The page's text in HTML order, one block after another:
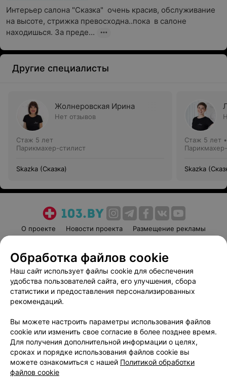
Интерьер салона "Сказка"  очень красив, обслуживание
на высоте, стрижка превосходна..пока  в салоне
находишься. За преде...
Другие специалисты
Жолнеровская Ирина
Нет отзывов
Стаж 5 лет
Парикмахер-стилист
Skazka (Сказка)
Стаж 5 лет
Skazka
О проекте Новости проекта
Размещение рекламы
Пользовательское соглашение
Способы оплаты
Вакансии
Партнеры
Написать руководителю 103.by
Обработка персональных данных
Обработка файлов cookie
Наш сайт использует файлы cookie для обеспечения
удобства пользователей сайта, его улучшения, сбора
статистики и предоставления персонализированных
рекомендаций.
Вы можете настроить параметры использования файлов
cookie или изменить свое согласие в более позднее время.
Для получения дополнительной информации о целях,
сроках и порядке использования файлов cookie вы
можете ознакомиться с нашей Политикой обработки
файлов cookie